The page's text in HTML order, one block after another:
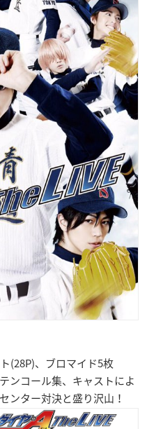
(28P)、ブロマイド5枚
ンコール集、キャストによ
ンター対決と盛り沢山！